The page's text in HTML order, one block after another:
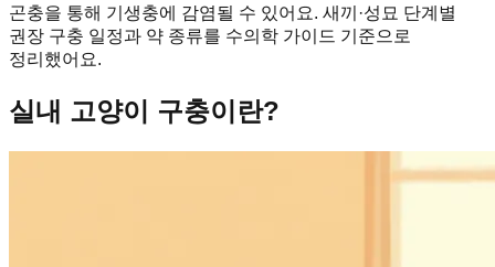
곤충을 통해 기생충에 감염될 수 있어요. 새끼·성묘 단계별
권장 구충 일정과 약 종류를 수의학 가이드 기준으로
정리했어요.
실내 고양이 구충이란?